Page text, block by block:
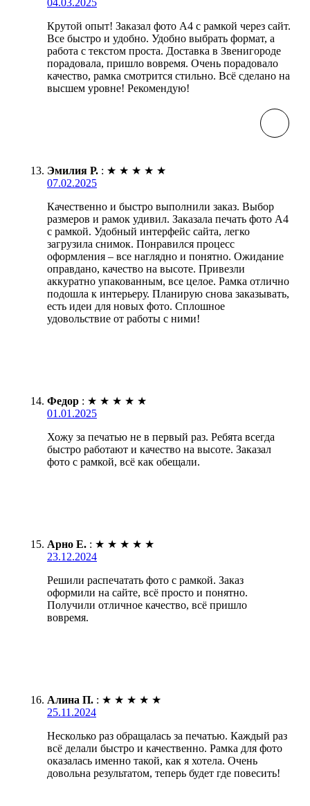
Крутой опыт! Заказал фото А4 с рамкой через сайт.
Все быстро и удобно. Удобно выбрать формат, а
работа с текстом проста. Доставка в Звенигороде
порадовала, пришло вовремя. Очень порадовало
качество, рамка смотрится стильно. Всё сделано на
высшем уровне! Рекомендую!
Эмилия Р. : ★ ★ ★ ★ ★
07.02.2025
Качественно и быстро выполнили заказ. Выбор
размеров и рамок удивил. Заказала печать фото А4
с рамкой. Удобный интерфейс сайта, легко
загрузила снимок. Понравился процесс
оформления – все наглядно и понятно. Ожидание
оправдано, качество на высоте. Привезли
аккуратно упакованным, все целое. Рамка отлично
подошла к интерьеру. Планирую снова заказывать,
есть идеи для новых фото. Сплошное
удовольствие от работы с ними!
Федор : ★ ★ ★ ★ ★
01.01.2025
Хожу за печатью не в первый раз. Ребята всегда
быстро работают и качество на высоте. Заказал
фото с рамкой, всё как обещали.
Арно Е. : ★ ★ ★ ★ ★
23.12.2024
Решили распечатать фото с рамкой. Заказ
оформили на сайте, всё просто и понятно.
Получили отличное качество, всё пришло
вовремя.
Алина П. : ★ ★ ★ ★ ★
25.11.2024
Несколько раз обращалась за печатью. Каждый раз
всё делали быстро и качественно. Рамка для фото
оказалась именно такой, как я хотела. Очень
довольна результатом, теперь будет где повесить!